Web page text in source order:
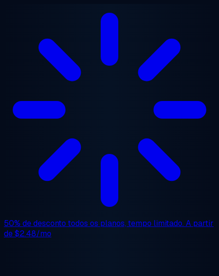
Saltar para o conteúdo principal
50% de desconto todos os planos, tempo limitado. A partir
de$2.48/mo